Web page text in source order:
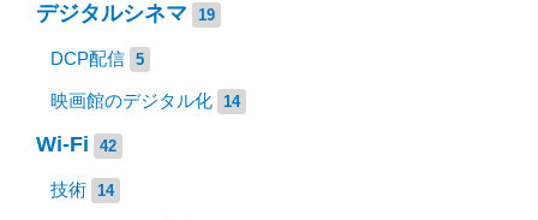
デジタルシネマ 19
DCP配信 5
映画館のデジタル化 14
Wi-Fi 42
技術 14